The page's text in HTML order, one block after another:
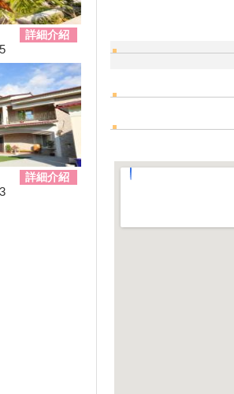
淨灘接力
球龍蝦洞海
歇業 車友
舟、迷你
交通部：這
墾丁仲夏
陸蟹生態之
詳細介紹
詳細介紹